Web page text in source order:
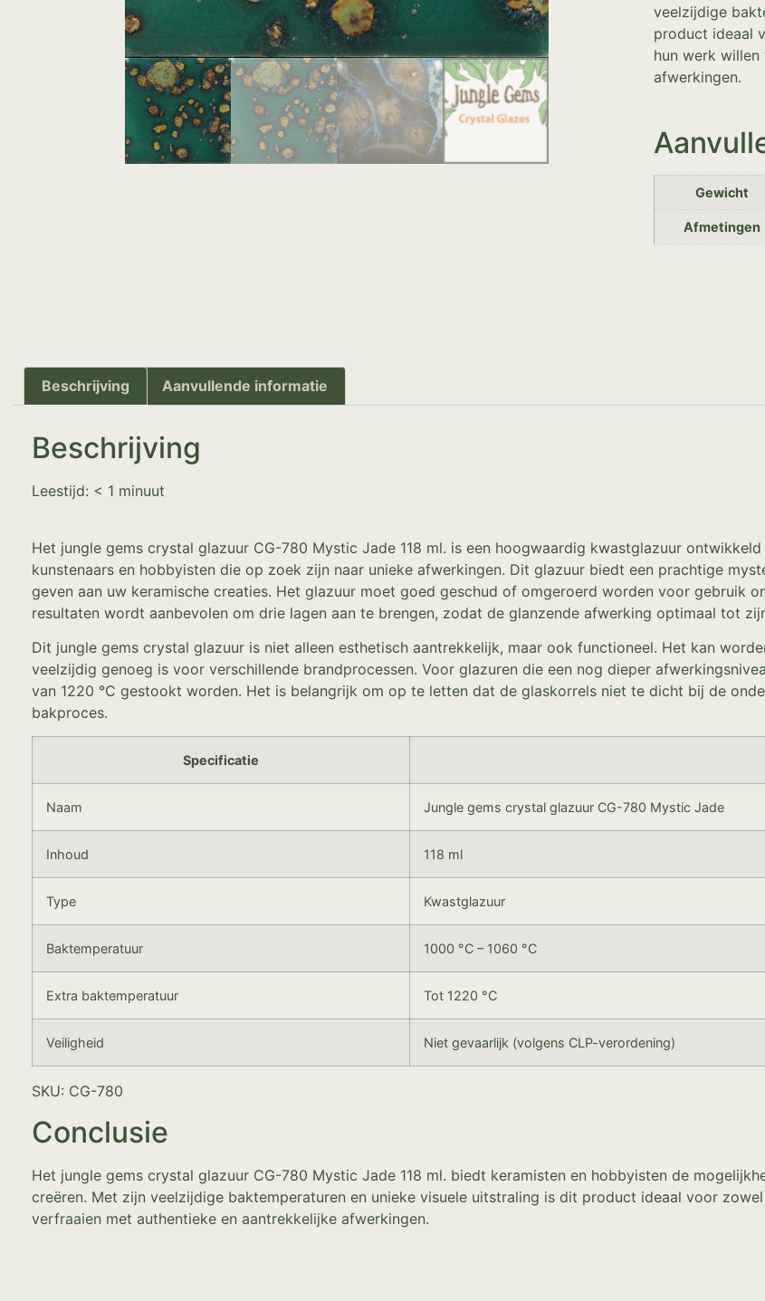
veelzijdige
product ideaal
hun werk
afwerkingen.
Gewicht
Afmetingen
Beschrijving Aanvullende informatie
Beschrijving
Leestijd: < 1 minuut
Het jungle gems crystal glazuur CG-780 Mystic Jade 118 ml. is een hoogwaardig kwastglazuur
kunstenaars en hobbyisten die op zoek zijn naar unieke afwerkingen. Dit glazuur biedt een prachtige
geven aan uw keramische creaties. Het glazuur moet goed geschud of omgeroerd worden voor gebruik
resultaten wordt aanbevolen om drie lagen aan te brengen, zodat de glanzende afwerking optimaal tot
Dit jungle gems crystal glazuur is niet alleen esthetisch aantrekkelijk, maar ook functioneel. Het kan
veelzijdig genoeg is voor verschillende brandprocessen. Voor glazuren die een nog dieper
van 1220 °C gestookt worden. Het is belangrijk om op te letten dat de glaskorrels niet te dicht bij de
bakproces.
Specificatie
Naam Jungle gems crystal glazuur CG-780 Mystic Jade
Inhoud 118 ml
Type Kwastglazuur
Baktemperatuur 1000 °C – 1060 °C
Extra baktemperatuur Tot 1220 °C
Veiligheid Niet gevaarlijk (volgens CLP-verordening)
SKU: CG-780
Conclusie
Het jungle gems crystal glazuur CG-780 Mystic Jade 118 ml. biedt keramisten en hobbyisten de
creëren. Met zijn veelzijdige baktemperaturen en unieke visuele uitstraling is dit product ideaal voor
verfraaien met authentieke en aantrekkelijke afwerkingen.